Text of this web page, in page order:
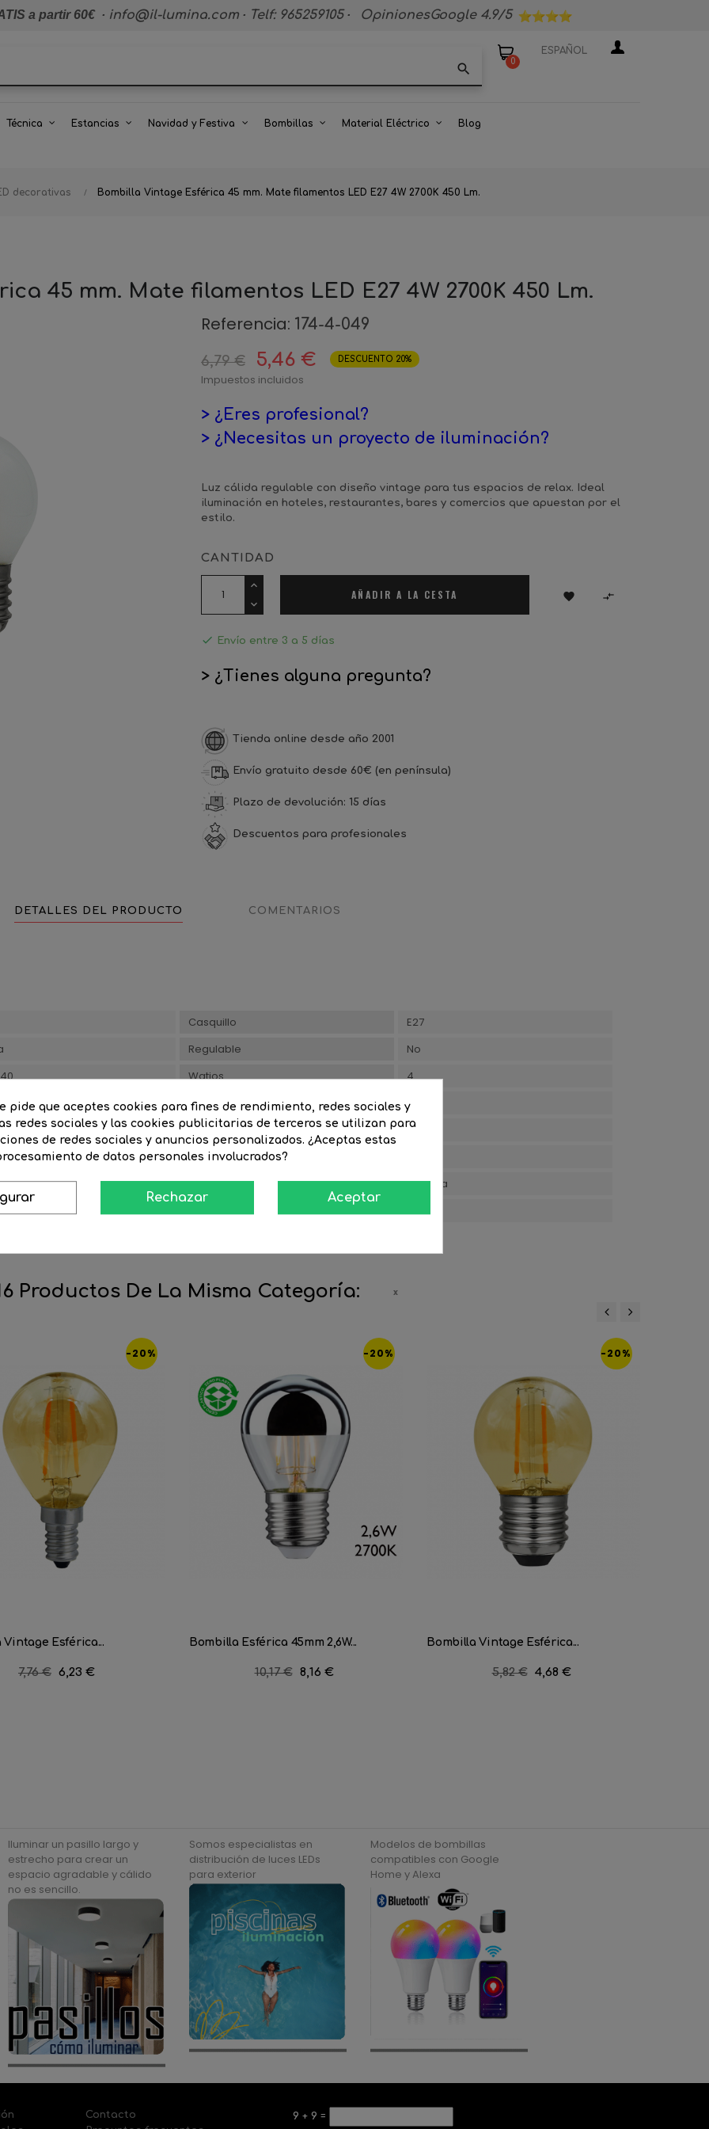
a partir 60€· info@il-lumina.com · Telf: 965259105 · OpinionesGoogle 4.9/5
search 0
ESPAÑOL
Técnica Estancias Navidad y Festiva Bombillas Material Eléctrico Blog
decorativas Bombilla Vintage Esférica 45 mm. Mate filamentos LED E27 4W 2700K 450 Lm.
45 mm. Mate filamentos LED E27 4W 2700K 450 Lm.
Referencia: 174-4-049
6,79 € 5,46 € DESCUENTO 20%
Impuestos incluidos
> ¿Eres profesional?
> ¿Necesitas un proyecto de iluminación?
Luz cálida regulable con diseño vintage para tus espacios de relax. Ideal
iluminación en hoteles, restaurantes, bares y comercios que apuestan por el
estilo.
CANTIDAD
AÑADIR A LA CESTA  
 Envío entre 3 a 5 días
> ¿Tienes alguna pregunta?
Tienda online desde año 2001
Envío gratuito desde 60€ (en península)
Plazo de devolución: 15 días
Descuentos para profesionales
DETALLES DEL PRODUCTO COMENTARIOS
Casquillo
E27
Regulable
No
Watios
4
Acabado
Mate
Alto artículo (mm)
75
Grado de protección
Forma
Esférica
Eficiencia Energética (UE-2019/2015) E
Productos De La Misma Categoría:
-20%
Vintage Esférica...
Precio
7,76 € Precio
6,23 €
-20%
Bombilla Esférica 45mm 2,6W...
Precio
10,17 € Precio
8,16 €
-20%
Bombilla Vintage Esférica...
Precio
5,82 € Precio
4,68 €
Iluminar un pasillo largo y
estrecho para crear un
espacio agradable y cálido
no es sencillo.
Somos especialistas en
distribución de luces LEDs
para exterior
Modelos de bombillas
compatibles con Google
Home y Alexa
Contacto
9 + 9 =
pide que aceptes cookies para fines de rendimiento, redes sociales y
redes sociales y las cookies publicitarias de terceros se utilizan para
de redes sociales y anuncios personalizados. ¿Aceptas estas
de datos personales involucrados?
Rechazar Aceptar